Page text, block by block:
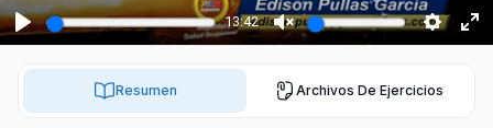
Play
13:42
Unmute Settings
Resumen Archivos De Ejercicios